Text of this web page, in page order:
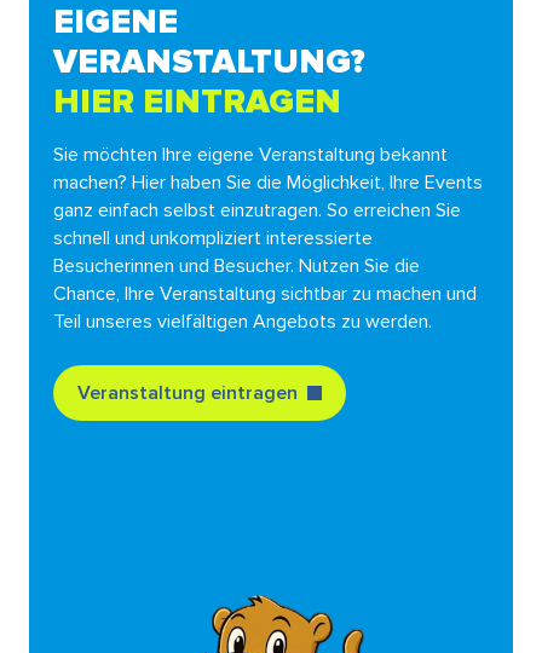
EIGENE
VERANSTALTUNG?
HIER EINTRAGEN
Sie möchten Ihre eigene Veranstaltung bekannt
machen? Hier haben Sie die Möglichkeit, Ihre Events
ganz einfach selbst einzutragen. So erreichen Sie
schnell und unkompliziert interessierte
Besucherinnen und Besucher. Nutzen Sie die
Chance, Ihre Veranstaltung sichtbar zu machen und
Teil unseres vielfältigen Angebots zu werden.
Veranstaltung eintragen